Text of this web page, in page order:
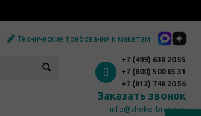
Технические требования к макетам
+7 (499) 638 20 55
+7 (800) 500 65 31
+7 (812) 748 20 56
Заказать звонок
info@shoko-brand.ru